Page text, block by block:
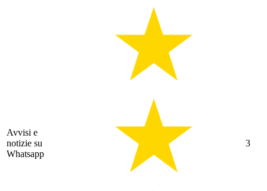
Avvisi e
notizie su
Whatsapp
3